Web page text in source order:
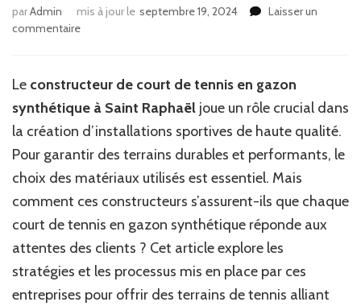
parAdmin mis à jour le septembre 19, 2024
Laisser un
commentairesur
constructeur
court
de
tennis
en
gazon
synthétique
Saint
Raphaël
garantit-
il
la
Le constructeur de court de tennis en gazon
synthétique à Saint Raphaël joue un rôle crucial dans
la création d’installations sportives de haute qualité.
Pour garantir des terrains durables et performants, le
choix des matériaux utilisés est essentiel. Mais
comment ces constructeurs s’assurent-ils que chaque
court de tennis en gazon synthétique réponde aux
attentes des clients ? Cet article explore les
stratégies et les processus mis en place par ces
entreprises pour offrir des terrains de tennis alliant